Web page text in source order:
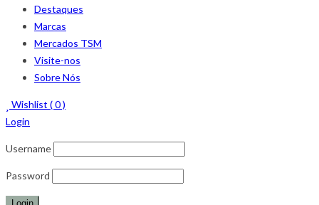
Destaques
Marcas
Mercados TSM
Visite-nos
Sobre Nós
Wishlist (0)
Login
Username
Password